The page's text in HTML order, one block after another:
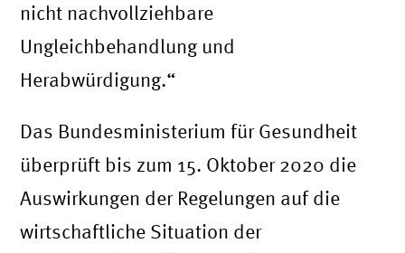
nicht nachvollziehbare
Ungleichbehandlung und
Herabwürdigung.“
Das Bundesministerium für Gesundheit
überprüft bis zum 15. Oktober 2020 die
Auswirkungen der Regelungen auf die
wirtschaftliche Situation der